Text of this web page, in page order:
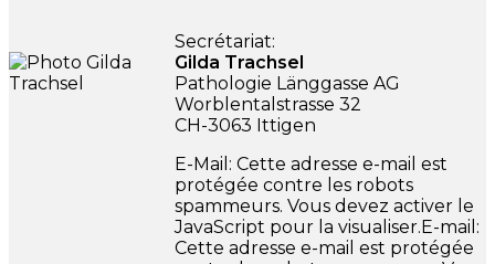
Secrétariat:
Gilda Trachsel
Pathologie Länggasse AG
Worblentalstrasse 32
CH-3063 Ittigen
E-Mail: Cette adresse e-mail est
protégée contre les robots
spammeurs. Vous devez activer le
JavaScript pour la visualiser.E-mail:
Cette adresse e-mail est protégée